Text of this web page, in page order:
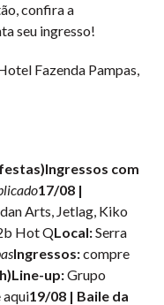
confira a
seu ingresso!
Fazenda Pampas,
com
17/08 |
Arts, Jetlag, Kiko
Hot QLocal:Serra
Ingressos:compre
up:Grupo
aqui19/08 | Baile da